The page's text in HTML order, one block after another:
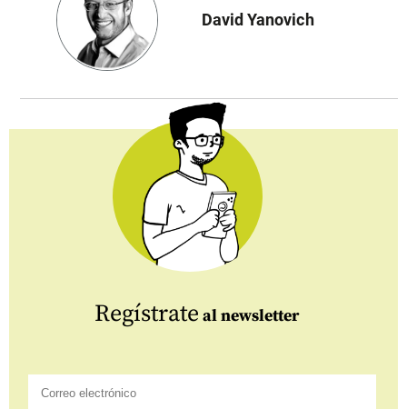
David Yanovich
Regístrate al newsletter